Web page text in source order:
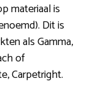
materiaal is
Dit is
als Gamma,
of
Carpetright.